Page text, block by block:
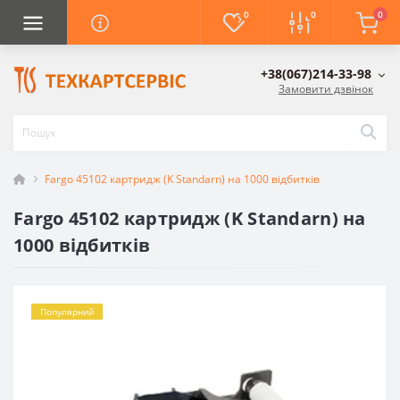
0 0 0
+38(067)214-33-98
Замовити дзвінок
Fargo 45102 картридж (K Standarn) на 1000 відбитків
Fargo 45102 картридж (K Standarn) на
1000 відбитків
Популярний